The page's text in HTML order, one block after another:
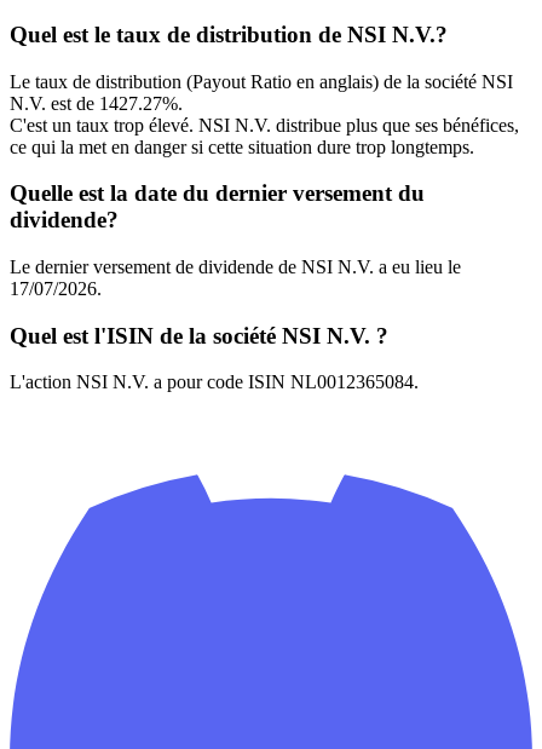
Quel est le taux de distribution de NSI N.V.?
Le taux de distribution (Payout Ratio en anglais) de la société NSI
N.V. est de 1427.27%.
C'est un taux trop élevé. NSI N.V. distribue plus que ses bénéfices,
ce qui la met en danger si cette situation dure trop longtemps.
Quelle est la date du dernier versement du
dividende?
Le dernier versement de dividende de NSI N.V. a eu lieu le
17/07/2026.
Quel est l'ISIN de la société NSI N.V. ?
L'action NSI N.V. a pour code ISIN NL0012365084.